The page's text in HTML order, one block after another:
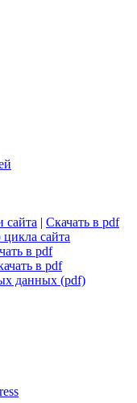
сайта | Скачать в pdf
сайта
в pdf
в pdf
данных (pdf)